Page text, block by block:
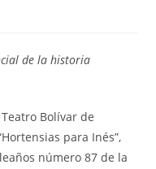
de la historia
Bolívar de
para Inés”,
número 87 de la